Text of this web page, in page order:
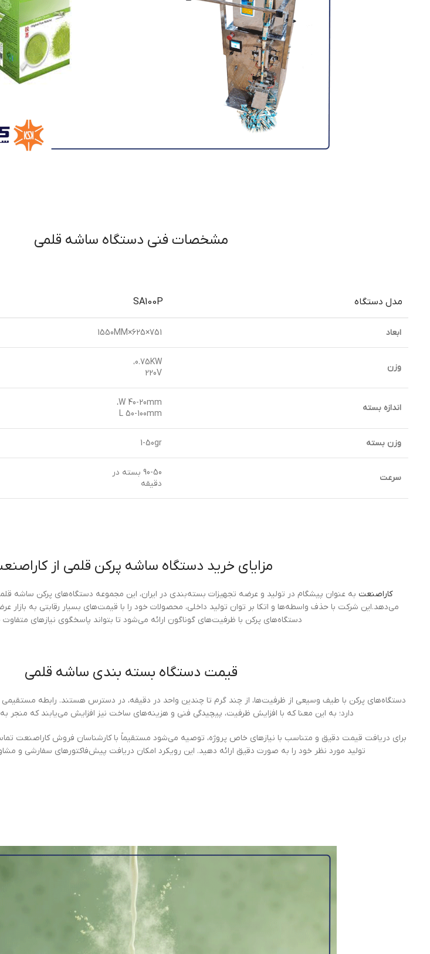
مشخصات فنی دستگاه ساشه قلمی
مدل دستگاه SA100P
ابعاد 751×625×1550MM
وزن
0.75KW،
220V
اندازه بسته
W 40-20mm،
L 50-100mm
وزن بسته 1-50gr
سرعت
90-50 بسته در
دقیقه
مزایای خرید دستگاه ساشه پرکن قلمی از
کاراصنعت به عنوان پیشگام در تولید و عرضه تجهیزات بسته‌بندی در ایران، این مجموعه دستگاه‌های پرکن ساشه قلمی
می‌دهد.این شرکت با حذف واسطه‌ها و اتکا بر توان تولید داخلی، محصولات خود را با قیمت‌های بسیار رقابتی به
دستگاه‌های پرکن با ظرفیت‌های گوناگون ارائه می‌شود تا بتواند پاسخگوی نیازهای متفاوت
قیمت دستگاه بسته بندی ساشه قلمی
دستگاه‌های پرکن با طیف وسیعی از ظرفیت‌ها، از چند گرم تا چندین واحد در دقیقه، در دسترس هستند. رابطه
دارد؛ به این معنا که با افزایش ظرفیت، پیچیدگی فنی و هزینه‌های ساخت نیز افزایش می‌یابند که منجر
برای دریافت قیمت دقیق و متناسب با نیازهای خاص پروژه، توصیه می‌شود مستقیماً با کارشناسان فروش
تولید مورد نظر خود را به صورت دقیق ارائه دهید. این رویکرد امکان دریافت پیش‌فاکتورهای سفارشی و